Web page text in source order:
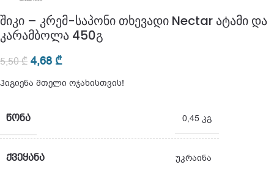
შიკი – კრემ-საპონი თხევადი Nectar ატამი და
კარამბოლა 450გ
5,50₾ 4,68 ₾
ჰიგიენა მთელი ოჯახისთვის!
ᲬᲝᲜᲐ 0,45 კგ
ᲥᲕᲔᲧᲐᲜᲐ უკრაინა